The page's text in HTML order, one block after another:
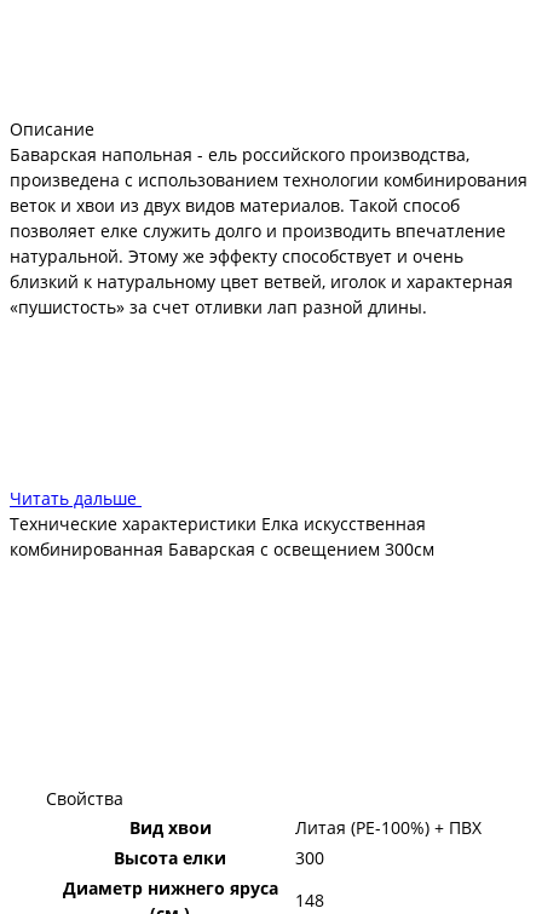
Описание
Баварская напольная - ель российского производства,
произведена с использованием технологии комбинирования
веток и хвои из двух видов материалов. Такой способ
позволяет елке служить долго и производить впечатление
натуральной. Этому же эффекту способствует и очень
близкий к натуральному цвет ветвей, иголок и характерная
«пушистость» за счет отливки лап разной длины.
очень просто и удобно.
Читать дальше
Технические характеристики Елка искусственная
комбинированная Баварская с освещением 300см
Свойства
Вид хвои
Литая (PE-100%) + ПВХ
Высота елки
300
Диаметр нижнего яруса
148